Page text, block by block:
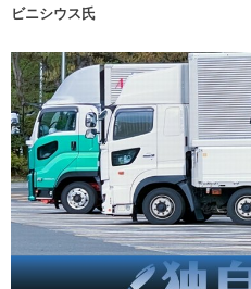
ビニシウス氏